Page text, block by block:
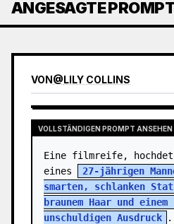
ANGESAGTE
VON@LILY COLLINS
VOLLSTÄNDIGEN PROMPT ANSEHEN
Eine filmreife,
eines
27-jährigen
smarten, schlanken
braunem Haar und
unschuldigen Ausdruck